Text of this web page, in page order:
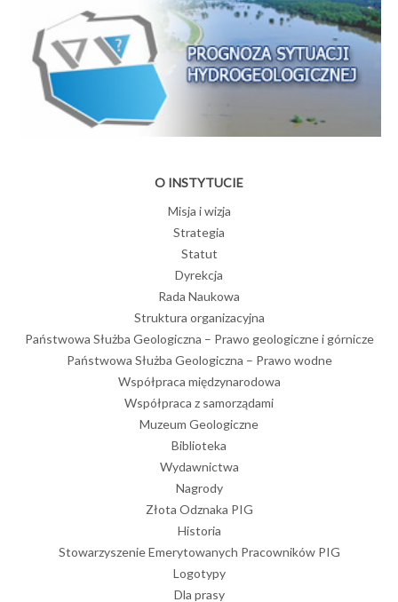
O INSTYTUCIE
Misja i wizja
Strategia
Statut
Dyrekcja
Rada Naukowa
Struktura organizacyjna
Państwowa Służba Geologiczna – Prawo geologiczne i górnicze
Państwowa Służba Geologiczna – Prawo wodne
Współpraca międzynarodowa
Współpraca z samorządami
Muzeum Geologiczne
Biblioteka
Wydawnictwa
Nagrody
Złota Odznaka PIG
Historia
Stowarzyszenie Emerytowanych Pracowników PIG
Logotypy
Dla prasy